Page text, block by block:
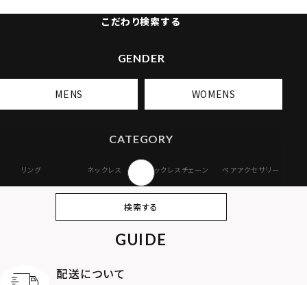
こだわり検索する
GENDER
MENS WOMENS
CATEGORY
リング ネックレス ネックレスチェーン ペアアクセサリー
オンラインストア
ギフトボックス
検索する
GUIDE
配送について